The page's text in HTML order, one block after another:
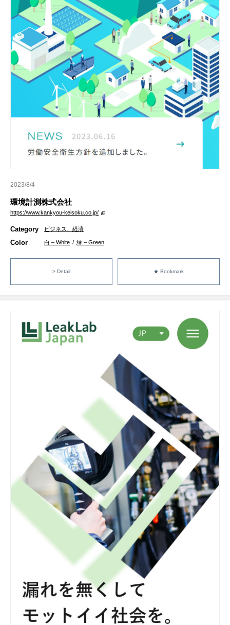
2023/8/4
環境計測株式会社
https://www.kankyou-keisoku.co.jp/
Category ビジネス、経済
Color 白 – White / 緑 – Green
> Detail ★ Bookmark